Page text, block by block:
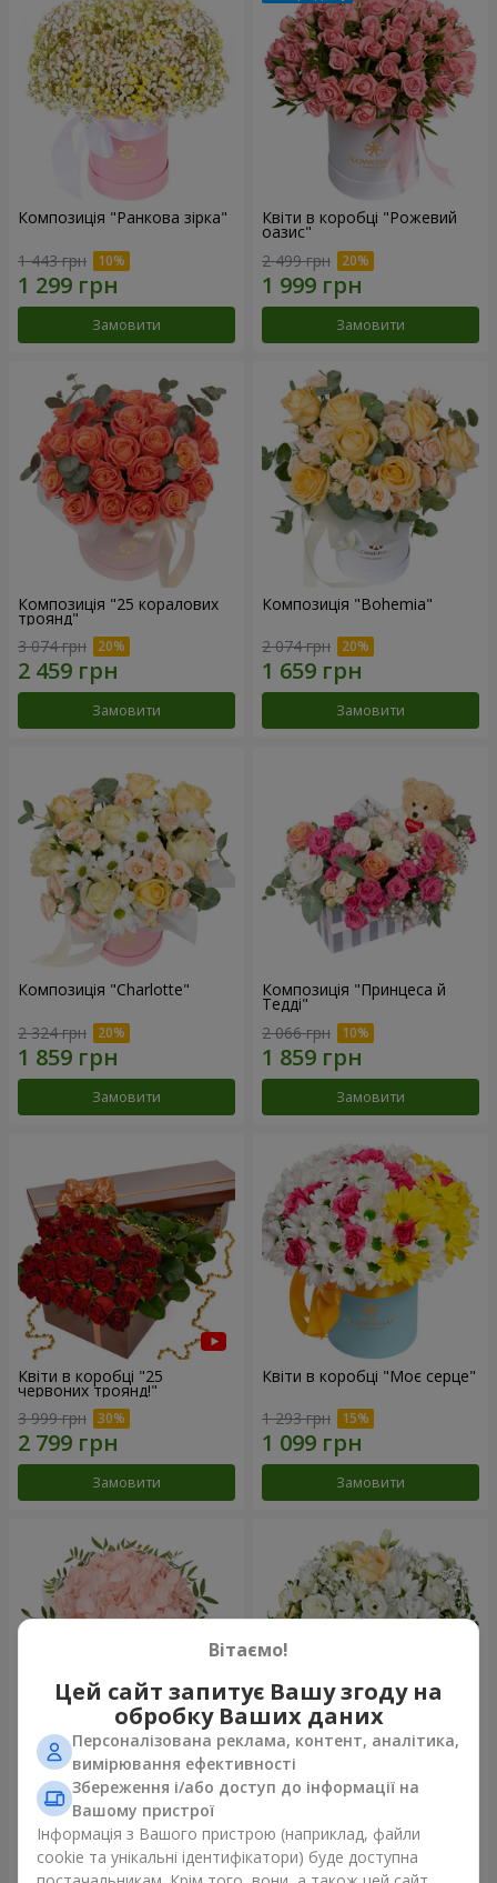
Композиція "Ранкова зірка"
1 443 грн
Замовити
Квіти в коробці "Рожевий
оазис"
2 499 грн
Замовити
Композиція "25 коралових
троянд"
3 074 грн
Замовити
Композиція "Bohemia"
2 074 грн
Замовити
Композиція "Charlotte"
2 324 грн
Замовити
Композиція "Принцеса й
Тедді"
2 066 грн
Замовити
Квіти в коробці "25
червоних троянд!"
3 999 грн
Замовити
Квіти в коробці "Моє серце"
1 293 грн
Замовити
Квіти в коробці "Рожевий
опал"
1 370 грн
Замовити
Квіти у коробці "Білий шовк"
Замовити
Вітаємо!
Цей сайт запитує Вашу згоду на
обробку Ваших даних
Персоналізована реклама, контент, аналітика,
вимірювання ефективності
Збереження і/або доступ до інформації на
Вашому пристрої
Інформація з Вашого пристрою (наприклад, файли
cookie та унікальні ідентифікатори) буде доступна